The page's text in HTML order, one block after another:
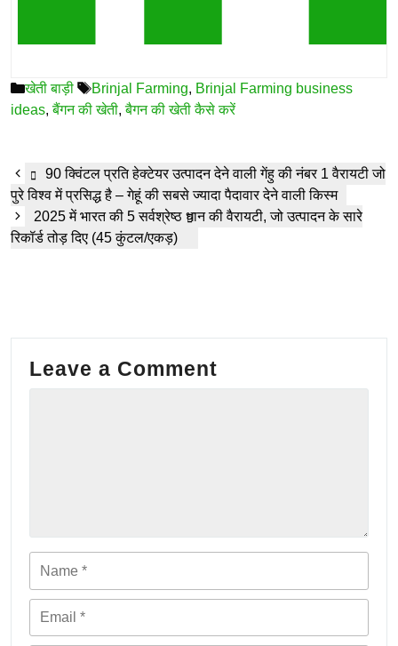
Categories
खेती बाड़ी Tags
Brinjal Farming, Brinjal Farming business
ideas,बैंगन की खेती,बैगन की खेती कैसे करें
90 क्विंटल प्रति हेक्टेयर उत्पादन देने वाली गेंहु की नंबर 1 वैरायटी जो
पुरे विश्व में प्रसिद्ध है – गेहूं की सबसे ज्यादा पैदावार देने वाली किस्म
2025 में भारत की 5 सर्वश्रेष्ठ धान की वैरायटी, जो उत्पादन के सारे
रिकॉर्ड तोड़ दिए (45 कुंटल/एकड़)
Leave a Comment
Email